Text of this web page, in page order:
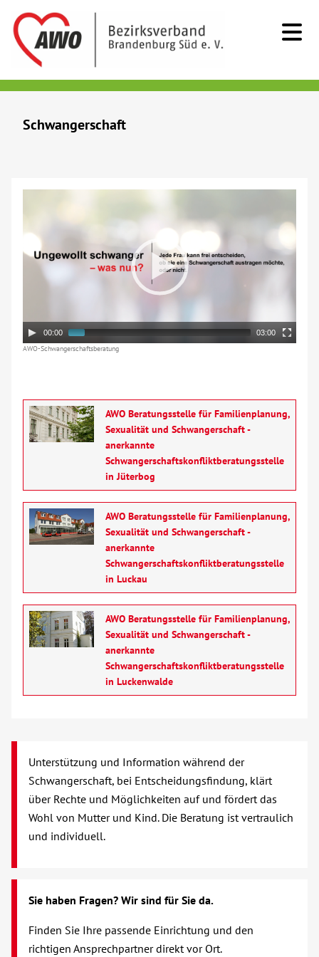
Familienunterstützender Dienst
Frühförderung
Jugendweihe
Netzwerk Gesunde Kinder
Schwangerschaft
Sozialpädagogische Familienhilfe
Tagesgruppe
Teilhabeassistenz
Senioren
Menschen mit Behinderung
Begegnung
Bildung
Über uns
Spenden
Schwangerschaft
00:00 03:00
AWO-Schwangerschaftsberatung
AWO Beratungsstelle für Familienplanung,
Sexualität und Schwangerschaft -
anerkannte
Schwangerschaftskonfliktberatungsstelle
in Jüterbog
AWO Beratungsstelle für Familienplanung,
Sexualität und Schwangerschaft -
anerkannte
Schwangerschaftskonfliktberatungsstelle
in Luckau
AWO Beratungsstelle für Familienplanung,
Sexualität und Schwangerschaft -
anerkannte
Schwangerschaftskonfliktberatungsstelle
in Luckenwalde
Unterstützung und Information während der
Schwangerschaft, bei Entscheidungsfindung, klärt
über Rechte und Möglichkeiten auf und fördert das
Wohl von Mutter und Kind. Die Beratung ist vertraulich
und individuell.
Sie haben Fragen? Wir sind für Sie da.
Finden Sie Ihre passende Einrichtung und den
richtigen Ansprechpartner direkt vor Ort.